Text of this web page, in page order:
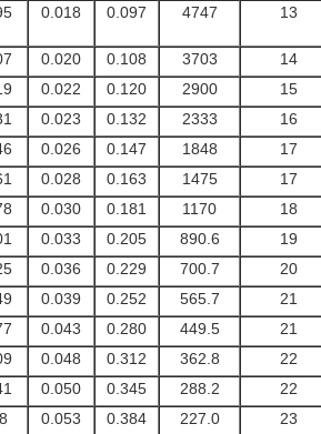
0.018 0.097 4747 13
0.020 0.108 3703 14
0.022 0.120 2900 15
0.023 0.132 2333 16
0.026 0.147 1848 17
0.028 0.163 1475 17
0.030 0.181 1170 18
0.033 0.205 890.6 19
0.036 0.229 700.7 20
0.039 0.252 565.7 21
0.043 0.280 449.5 21
0.048 0.312 362.8 22
0.050 0.345 288.2 22
0.053 0.384 227.0 23